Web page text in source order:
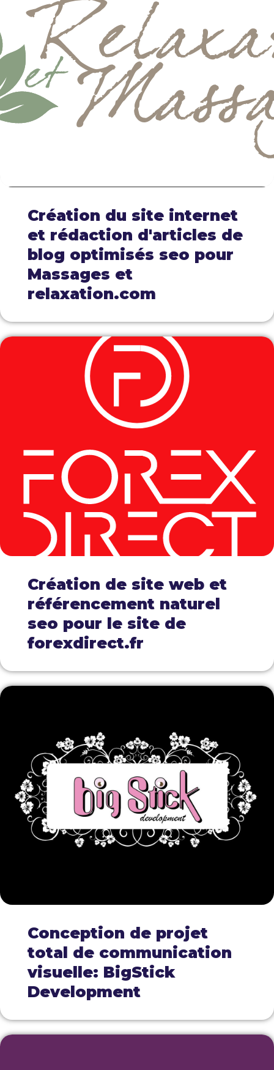
Création du site internet
et rédaction d'articles de
blog optimisés seo pour
Massages et
relaxation.com
Création de site web et
référencement naturel
seo pour le site de
forexdirect.fr
Conception de projet
total de communication
visuelle: BigStick
Development